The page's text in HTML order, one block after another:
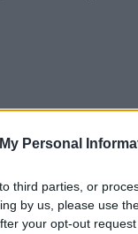
Personal
third parties, or
by us, please use
your opt-out